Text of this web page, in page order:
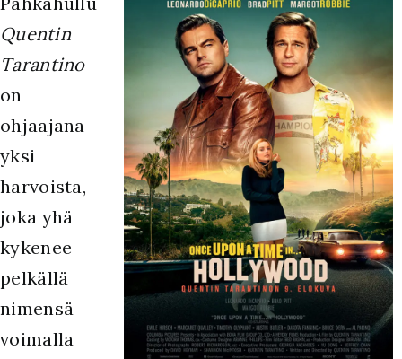
Quentin
Tarantino
on
ohjaajana
yksi
harvoista,
joka yhä
kykenee
pelkällä
nimensä
voimalla